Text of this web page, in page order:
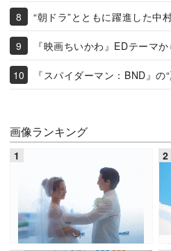
“朝ドラ”とともに躍進した中
『映画ちいかわ』EDテーマ
『スパイダーマン：BND』の
画像ランキング